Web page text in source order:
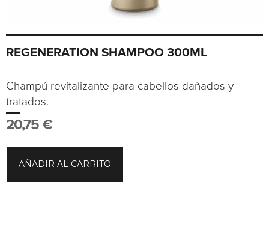
REGENERATION SHAMPOO 300ML
Champú revitalizante para cabellos dañados y
tratados.
20,75 €
AÑADIR AL CARRITO